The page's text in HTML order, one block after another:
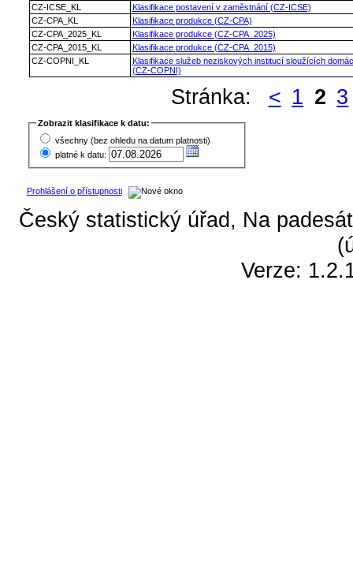
CZ-ICSE_KL
Klasifikace postavení v zaměstnání (CZ-ICSE)
CZ-CPA_KL
Klasifikace produkce (CZ-CPA)
CZ-CPA_2025_KL
Klasifikace produkce (CZ-CPA_2025)
CZ-CPA_2015_KL
Klasifikace produkce (CZ-CPA_2015)
CZ-COPNI_KL
Klasifikace služeb neziskových institucí sloužících
(CZ-COPNI)
Stránka: < 1 2 3
Zobrazit klasifikace k datu:
všechny (bez ohledu na datum platnosti)
platné k datu:
Prohlášení o přístupnosti
Český statistický úřad, Na
Verze: